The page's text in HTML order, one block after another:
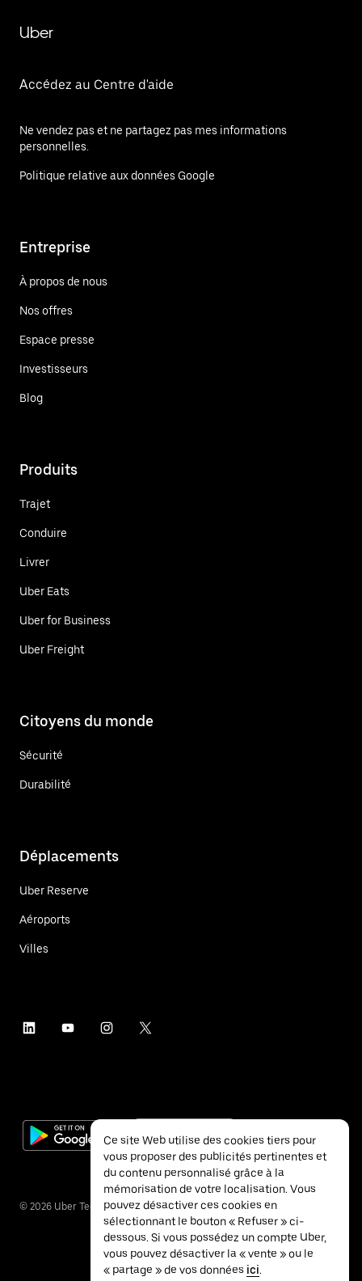
Uber
Accédez au Centre d'aide
Ne vendez pas et ne partagez pas mes informations
personnelles.
Politique relative aux données Google
Entreprise
À propos de nous
Nos offres
Espace presse
Investisseurs
Blog
Produits
Trajet
Conduire
Livrer
Uber Eats
Uber for Business
Uber Freight
Citoyens du monde
Sécurité
Durabilité
Déplacements
Uber Reserve
Aéroports
Villes
© 2026 Uber Technologies Inc.
Ce site Web utilise des cookies tiers pour
vous proposer des publicités pertinentes et
du contenu personnalisé grâce à la
mémorisation de votre localisation. Vous
pouvez désactiver ces cookies en
sélectionnant le bouton « Refuser » ci-
dessous. Si vous possédez un compte Uber,
vous pouvez désactiver la « vente » ou le
« partage » de vos données ici.